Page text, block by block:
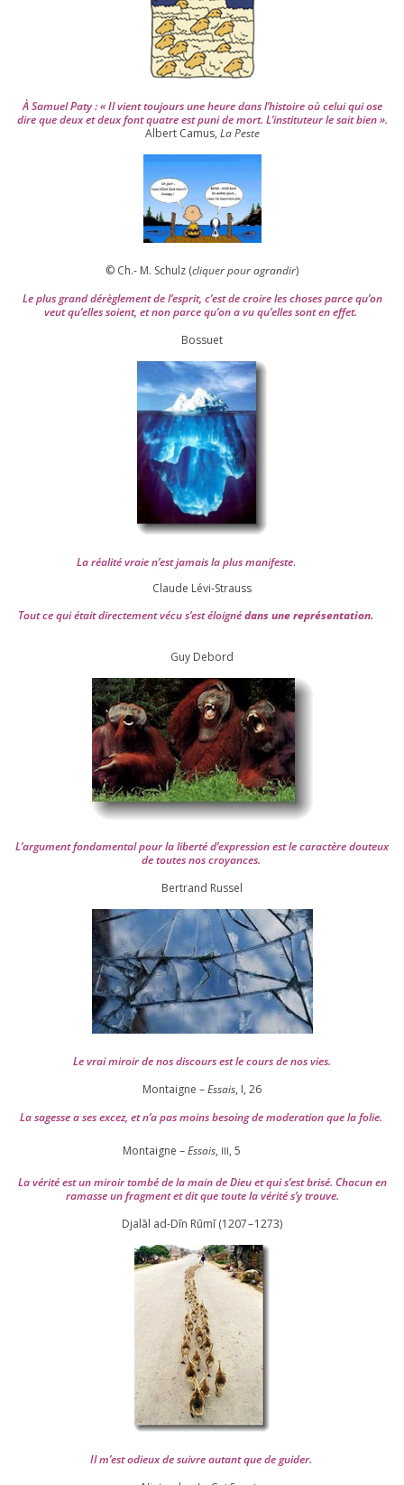
À Samuel Paty : « Il vient tou­jours une heure dans l’his­toire où celui qui ose
dire que deux et deux font quatre est puni de mort. L’instituteur le sait bien ».
Albert Camus, La Peste
© Ch.- M. Schulz (cli­quer pour agran­dir)
Le plus grand dérè­gle­ment de l’es­prit, c’est de croire les choses parce qu’on
veut qu’elles soient, et non parce qu’on a vu qu’elles sont en effet.
Bossuet
La réa­lité vraie n’est jamais la plus mani­feste.
Claude Lévi-Strauss
Tout ce qui était direc­te­ment vécu s’est éloi­gnédans une repré­sen­ta­tion.
Guy Debord
L’argument fon­da­men­tal pour la liber­té d’expression est le carac­tère dou­teux
de toutes nos croyances.
Ber­trand Russel
Le vrai miroir de nos dis­cours est le cours de nos vies.
Montaigne –Essais, I, 26
La sagesse a ses excez, et n’a pas moins besoing de mode­ra­tion que la folie.
Montaigne –Essais, III, 5
La véri­té est un miroir tom­bé de la main de Dieu et qui s’est bri­sé. Chacun en
ramasse un frag­ment et dit que toute la véri­té s’y trouve.
Djalāl ad-Dīn Rūmī (1207–1273)
Il m’est odieux de suivre autant que de gui­der.